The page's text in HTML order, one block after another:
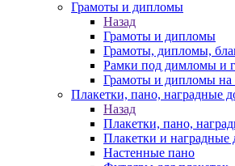
Грамоты и дипломы
Назад
Грамоты и дипломы
Грамоты, дипломы,
Рамки под димломы и
Грамоты и дипломы на
Плакетки, пано, наградные
Назад
Плакетки, пано,
Плакетки и наградные
Настенные пано